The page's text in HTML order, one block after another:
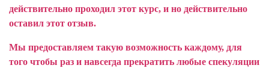
действительно проходил этот курс, и но действительно
оставил этот отзыв.
Мы предоставляем такую возможность каждому, для
того чтобы раз и навсегда прекратить любые спекуляции